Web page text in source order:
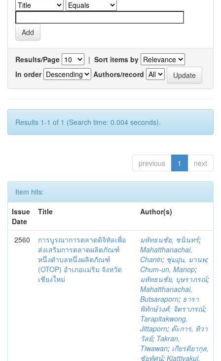
Results/Page | Sort items by
In order
Authors/record
Results 1-1 of 1 (Search time: 0.004 seconds).
previous 1 next
Item hits:
Issue
Date
Title Author(s)
2560
การบูรณาการตลาดดิจิทัลเพื่อ
ส่งเสริมการตลาดผลิตภัณฑ์
หนึ่งตำบลหนึ่งผลิตภัณฑ์
(OTOP) อำเภอแม่ริม จังหวัด
เชียงใหม่
มหัทธนชัย, ชนินทร์;
Mahatthanachai,
Chanin; ชุ่มอุ่น, มานพ;
Chum-un, Manop;
มหัทธนชัย, บุษราภรณ์;
Mahatthanachai,
Butsaraporn; ธารา
พิทักษ์วงศ์, จิตราภรณ์;
Tarapitakwong,
Jittaporn; ต๊ะการ, ทิวา
วัลย์; Takran,
Tiwawan; เกียรติยากุล,
ชัยทัศน์; Kiattiyakul,